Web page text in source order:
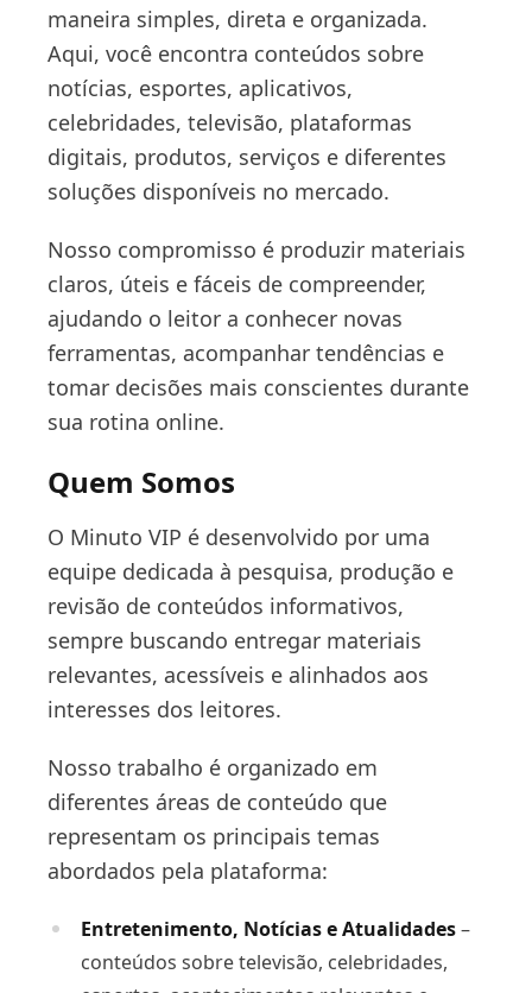
maneira simples, direta e organizada.
Aqui, você encontra conteúdos sobre
notícias, esportes, aplicativos,
celebridades, televisão, plataformas
digitais, produtos, serviços e diferentes
soluções disponíveis no mercado.
Nosso compromisso é produzir materiais
claros, úteis e fáceis de compreender,
ajudando o leitor a conhecer novas
ferramentas, acompanhar tendências e
tomar decisões mais conscientes durante
sua rotina online.
Quem Somos
O Minuto VIP é desenvolvido por uma
equipe dedicada à pesquisa, produção e
revisão de conteúdos informativos,
sempre buscando entregar materiais
relevantes, acessíveis e alinhados aos
interesses dos leitores.
Nosso trabalho é organizado em
diferentes áreas de conteúdo que
representam os principais temas
abordados pela plataforma:
Entretenimento, Notícias e Atualidades–
conteúdos sobre televisão, celebridades,